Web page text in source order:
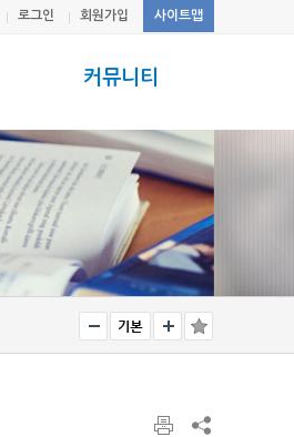
로그인 회원가입 사이트맵
커뮤니티
Notice
Freeboard
Photo album
Links